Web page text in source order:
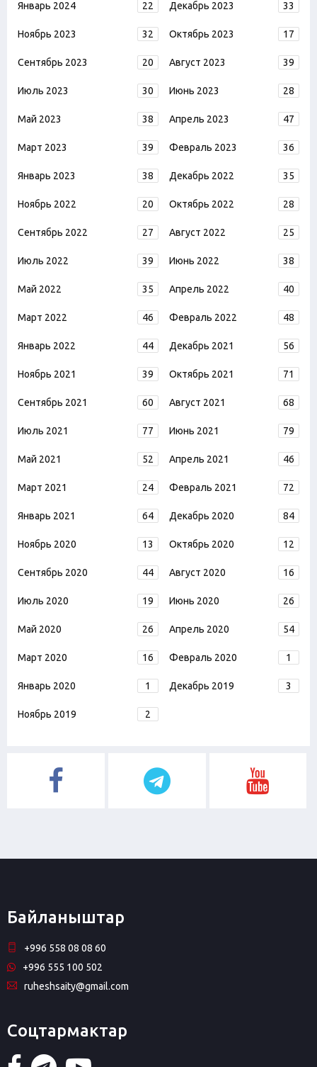
Январь 2024 22 Декабрь 2023 33
Ноябрь 2023 32 Октябрь 2023 17
Сентябрь 2023 20 Август 2023 39
Июль 2023 30 Июнь 2023 28
Май 2023 38 Апрель 2023 47
Март 2023 39 Февраль 2023 36
Январь 2023 38 Декабрь 2022 35
Ноябрь 2022 20 Октябрь 2022 28
Сентябрь 2022 27 Август 2022 25
Июль 2022 39 Июнь 2022 38
Май 2022 35 Апрель 2022 40
Март 2022 46 Февраль 2022 48
Январь 2022 44 Декабрь 2021 56
Ноябрь 2021 39 Октябрь 2021 71
Сентябрь 2021 60 Август 2021 68
Июль 2021 77 Июнь 2021 79
Май 2021 52 Апрель 2021 46
Март 2021 24 Февраль 2021 72
Январь 2021 64 Декабрь 2020 84
Ноябрь 2020 13 Октябрь 2020 12
Сентябрь 2020 44 Август 2020 16
Июль 2020 19 Июнь 2020 26
Май 2020 26 Апрель 2020 54
Март 2020 16 Февраль 2020 1
Январь 2020 1 Декабрь 2019 3
Ноябрь 2019 2
Байланыштар
+996 558 08 08 60
+996 555 100 502
ruheshsaity@gmail.com
Соцтармактар